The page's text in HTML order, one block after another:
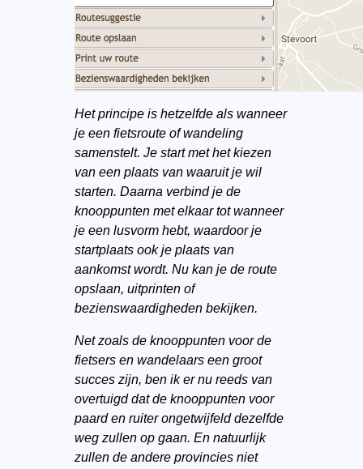
Het principe is hetzelfde als wanneer
je een fietsroute of wandeling
samenstelt. Je start met het kiezen
van een plaats van waaruit je wil
starten. Daarna verbind je de
knooppunten met elkaar tot wanneer
je een lusvorm hebt, waardoor je
startplaats ook je plaats van
aankomst wordt. Nu kan je de route
opslaan, uitprinten of
bezienswaardigheden bekijken.
Net zoals de knooppunten voor de
fietsers en wandelaars een groot
succes zijn, ben ik er nu reeds van
overtuigd dat de knooppunten voor
paard en ruiter ongetwijfeld dezelfde
weg zullen op gaan. En natuurlijk
zullen de andere provincies niet